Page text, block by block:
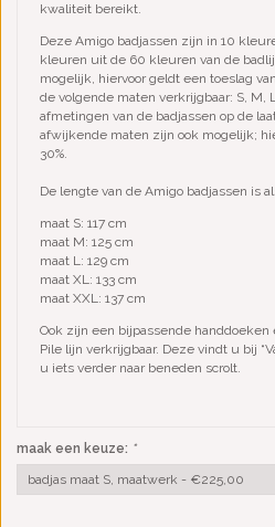
kwaliteit bereikt.
Deze Amigo badjassen zijn in 10
kleuren uit de 60 kleuren van de
mogelijk, hiervoor geldt een toeslag
de volgende maten verkrijgbaar: S, M,
afmetingen van de badjassen op de
afwijkende maten zijn ook mogelijk;
30%.
De lengte van de Amigo badjassen is
maat S: 117 cm
maat M: 125 cm
maat L: 129 cm
maat XL: 133 cm
maat XXL: 137 cm
Ook zijn een bijpassende
Pile lijn verkrijgbaar. Deze vindt u bij
u iets verder naar beneden scrolt.
maak een keuze: *